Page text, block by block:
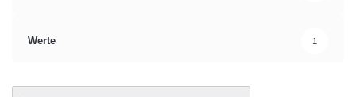
Werte 1